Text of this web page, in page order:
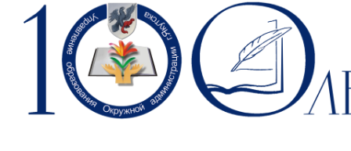
Перейти к основному содержанию
Skip to search